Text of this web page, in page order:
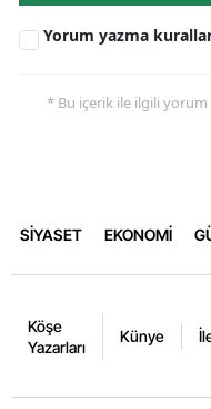
Yorum yazma
* Bu içerik ile ilgili yorum
SİYASET EKONOMİ
Köşe
Yazarları
Künye